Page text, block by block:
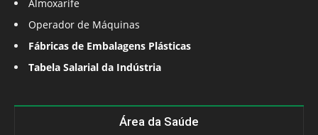
Almoxarife
Operador de Máquinas
Fábricas de Embalagens Plásticas
Tabela Salarial da Indústria
Área da Saúde